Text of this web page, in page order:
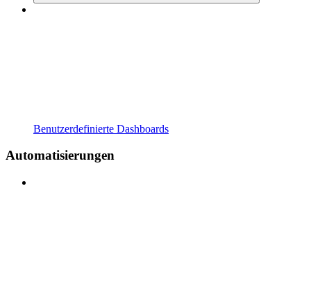
Benutzerdefinierte Dashboards
Automatisierungen